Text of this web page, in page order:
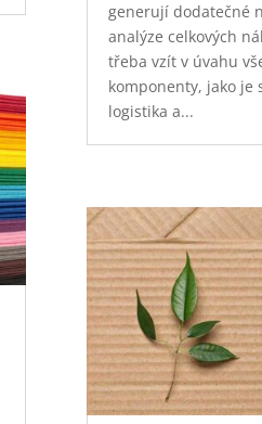
generují dodatečné
analýze celkových
třeba vzít v úvahu
komponenty, jako je
logistika a...